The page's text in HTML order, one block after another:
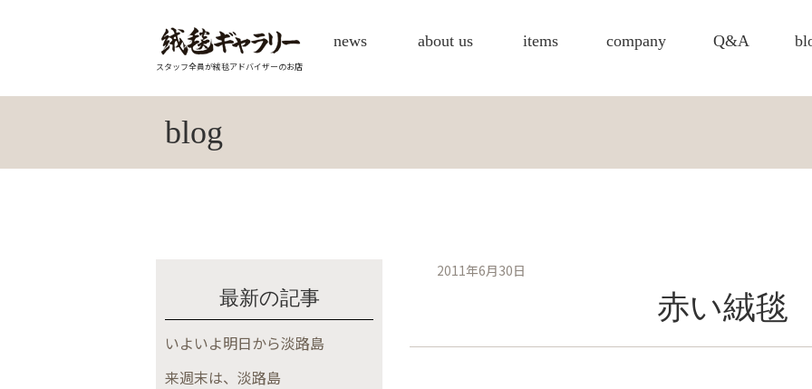
スタッフ全員が絨毯アドバイザーのお店
news about us items company Q&A
blog
最新の記事
いよいよ明日から淡路島
来週末は、淡路島
2011年6月30日
赤い絨毯